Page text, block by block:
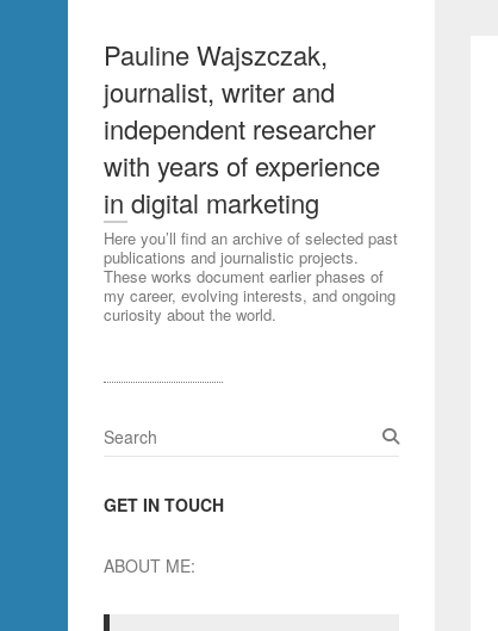
Pauline Wajszczak,
journalist, writer and
independent researcher
with years of experience
in digital marketing
Here you’ll find an archive of selected past
publications and journalistic projects.
These works document earlier phases of
my career, evolving interests, and ongoing
curiosity about the world.
S
e
r
h
GET IN TOUCH
ABOUT ME: